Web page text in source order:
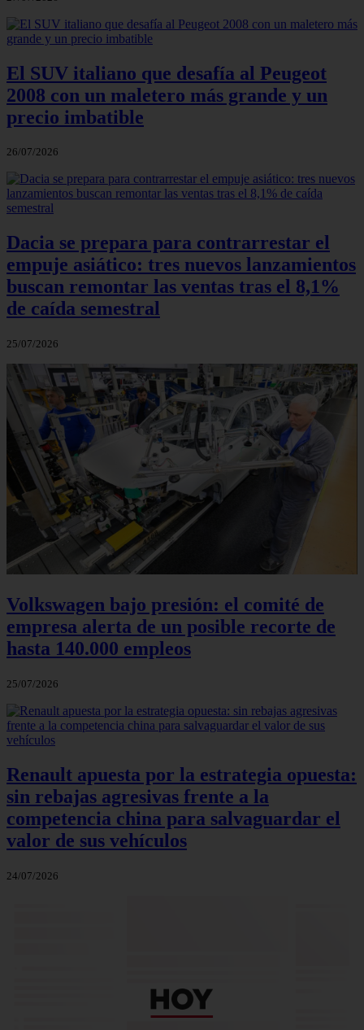
El SUV italiano que desafía al Peugeot
2008 con un maletero más grande y un
precio imbatible
26/07/2026
Dacia se prepara para contrarrestar el
empuje asiático: tres nuevos lanzamientos
buscan remontar las ventas tras el 8,1%
de caída semestral
25/07/2026
Volkswagen bajo presión: el comité de
empresa alerta de un posible recorte de
hasta 140.000 empleos
25/07/2026
Renault apuesta por la estrategia opuesta:
sin rebajas agresivas frente a la
competencia china para salvaguardar el
valor de sus vehículos
24/07/2026